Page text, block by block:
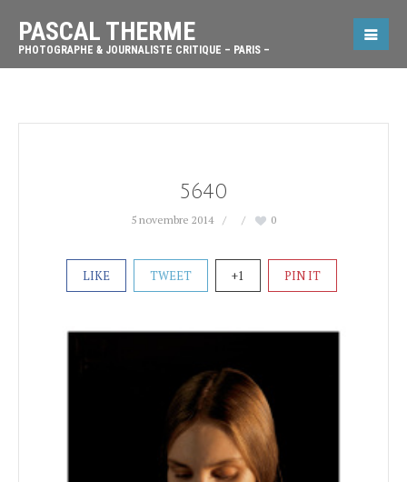
PASCAL THERME
PHOTOGRAPHE & JOURNALISTE CRITIQUE – PARIS –
5640
5 novembre 2014 0
LIKE TWEET +1 PIN IT